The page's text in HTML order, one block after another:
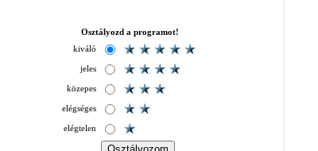
Osztályozd a programot!
kiváló
jeles
közepes
elégséges
elégtelen